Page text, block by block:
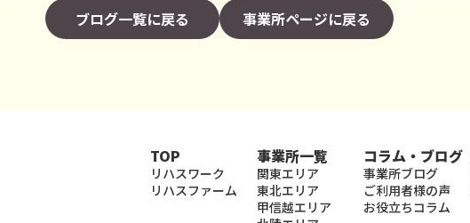
ブログ一覧に戻る 事業所ページに戻る
TOP
リハスワーク
リハスファーム
事業所一覧
関東エリア
東北エリア
甲信越エリア
コラム・ブログ
事業所ブログ
ご利用者様の声
お役立ちコラム